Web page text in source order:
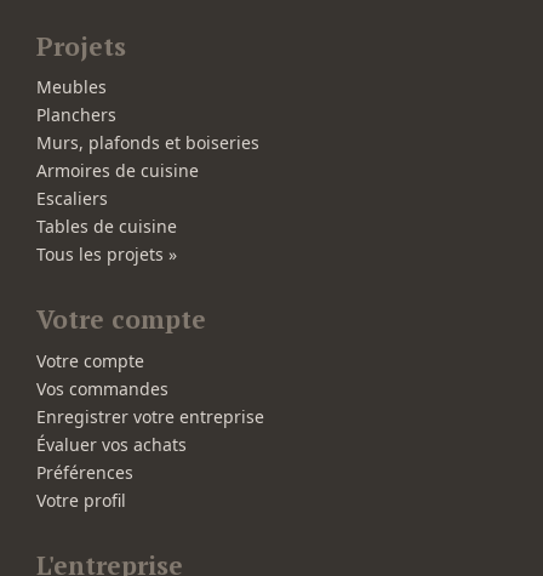
Projets
Meubles
Planchers
Murs, plafonds et boiseries
Armoires de cuisine
Escaliers
Tables de cuisine
Tous les projets »
Votre compte
Votre compte
Vos commandes
Enregistrer votre entreprise
Évaluer vos achats
Préférences
Votre profil
L'entreprise